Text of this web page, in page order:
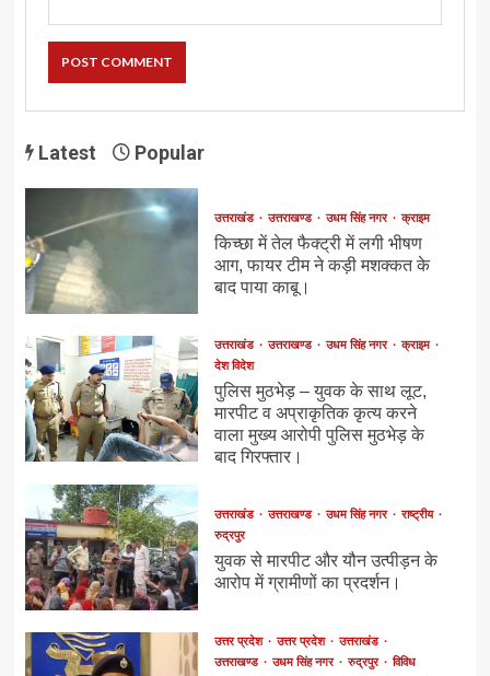
Latest Popular
उत्तराखंड उत्तराखण्ड उधम सिंह नगर क्राइम
किच्छा में तेल फैक्ट्री में लगी भीषण
आग, फायर टीम ने कड़ी मशक्कत के
बाद पाया काबू।
उत्तराखंड उत्तराखण्ड उधम सिंह नगर
क्राइम
देश विदेश
पुलिस मुठभेड़ – युवक के साथ लूट,
मारपीट व अप्राकृतिक कृत्य करने
वाला मुख्य आरोपी पुलिस मुठभेड़ के
बाद गिरफ्तार।
उत्तराखंड उत्तराखण्ड उधम सिंह नगर
राष्ट्रीय
रुद्रपुर
युवक से मारपीट और यौन उत्पीड़न के
आरोप में ग्रामीणों का प्रदर्शन।
उत्तर प्रदेश उत्तर प्रदेश
उत्तराखंड
उत्तराखण्ड
उधम सिंह नगर रुद्रपुर विविध